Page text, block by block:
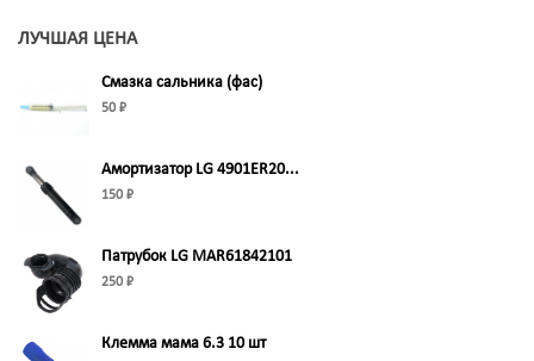
ЛУЧШАЯ ЦЕНА
Смазка сальника (фас)
50 ₽
Амортизатор LG 4901ER20...
150 ₽
Патрубок LG MAR61842101
250 ₽
Клемма мама 6.3 10 шт